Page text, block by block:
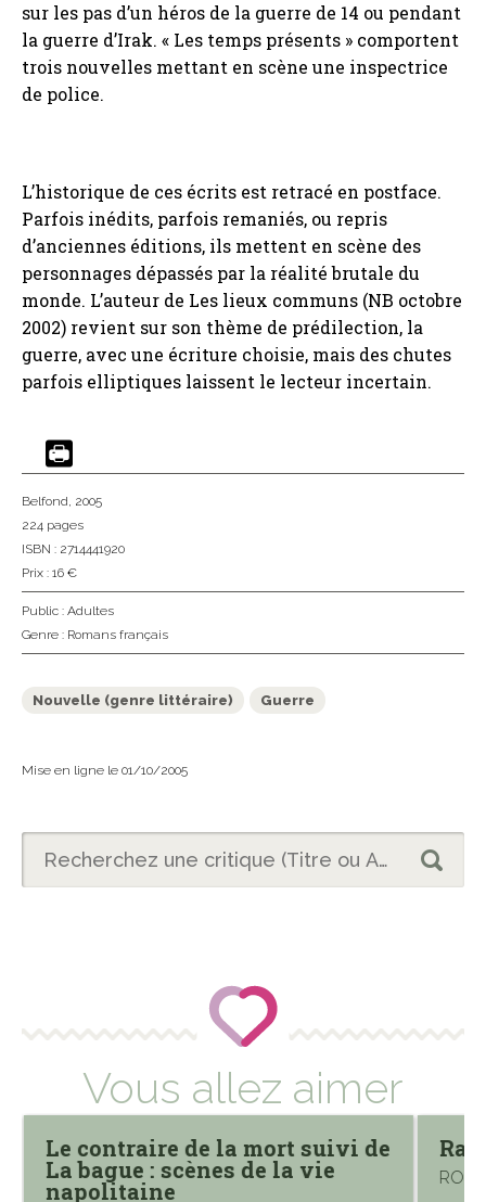
sur les pas d’un héros de la guerre de 14 ou pendant
la guerre d’Irak. « Les temps présents » comportent
trois nouvelles mettant en scène une inspectrice
de police.
L’historique de ces écrits est retracé en postface.
Parfois inédits, parfois remaniés, ou repris
d’anciennes éditions, ils mettent en scène des
personnages dépassés par la réalité brutale du
monde. L’auteur de Les lieux communs (NB octobre
2002) revient sur son thème de prédilection, la
guerre, avec une écriture choisie, mais des chutes
parfois elliptiques laissent le lecteur incertain.
Belfond, 2005
224 pages
ISBN : 2714441920
Prix : 16 €
Public : Adultes
Genre : Romans français
Nouvelle (genre littéraire) Guerre
Mise en ligne le 01/10/2005
Vous allez aimer
Le contraire de la mort suivi de
La bague : scènes de la vie
napolitaine